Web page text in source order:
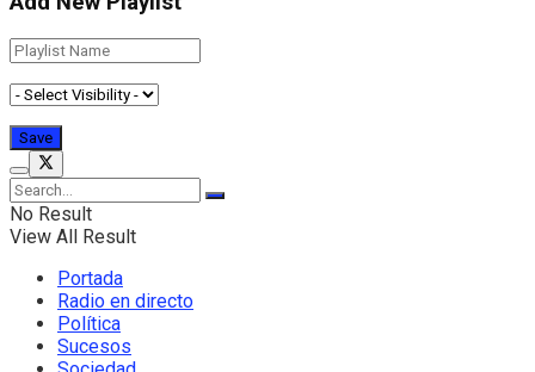
No Result
View All Result
Portada
Radio en directo
Política
Sucesos